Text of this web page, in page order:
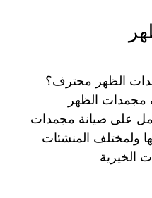
الظهر محترف؟
مجمدات الظهر
يعمل على صيانة مجمدات
ولمختلف المنشئات
الخيرية